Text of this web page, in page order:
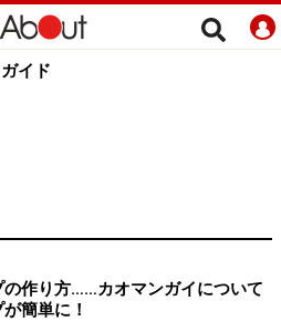
ガイド
の作り方……カオマンガイについて
簡単に！